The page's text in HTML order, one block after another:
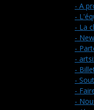
- A
-
- La
-
-
-
-
-
-
-